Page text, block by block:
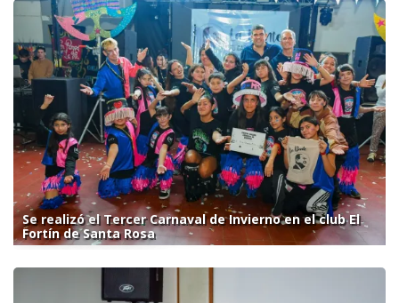
Se realizó el Tercer Carnaval de Invierno en el club El
Fortín de Santa Rosa